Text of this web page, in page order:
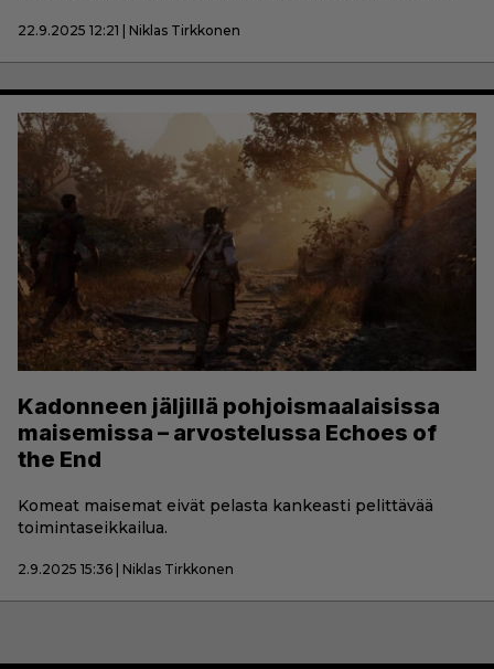
22.9.2025 12:21 | Niklas Tirkkonen
Kadonneen jäljillä pohjoismaalaisissa
maisemissa – arvostelussa Echoes of
the End
Komeat maisemat eivät pelasta kankeasti pelittävää
toimintaseikkailua.
2.9.2025 15:36 | Niklas Tirkkonen